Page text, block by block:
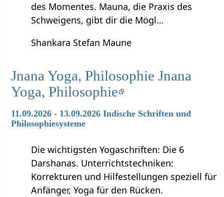
des Momentes. Mauna, die Praxis des
Schweigens, gibt dir die Mögl…
Shankara Stefan Maune
Jnana Yoga, Philosophie Jnana
Yoga, Philosophie
11.09.2026 - 13.09.2026 Indische Schriften und
Philosophiesysteme
Die wichtigsten Yogaschriften: Die 6
Darshanas. Unterrichtstechniken:
Korrekturen und Hilfestellungen speziell für
Anfänger, Yoga für den Rücken.